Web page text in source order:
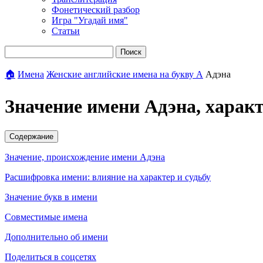
Фонетический разбор
Игра "Угадай имя"
Статьи
Поиск
🏠 Имена Женские английские имена на букву А Адэна
Значение имени Адэна,
Содержание
Значение, происхождение имени Адэна
Расшифровка имени: влияние на характер и судьбу
Значение букв в имени
Совместимые имена
Дополнительно об имени
Поделиться в соцсетях